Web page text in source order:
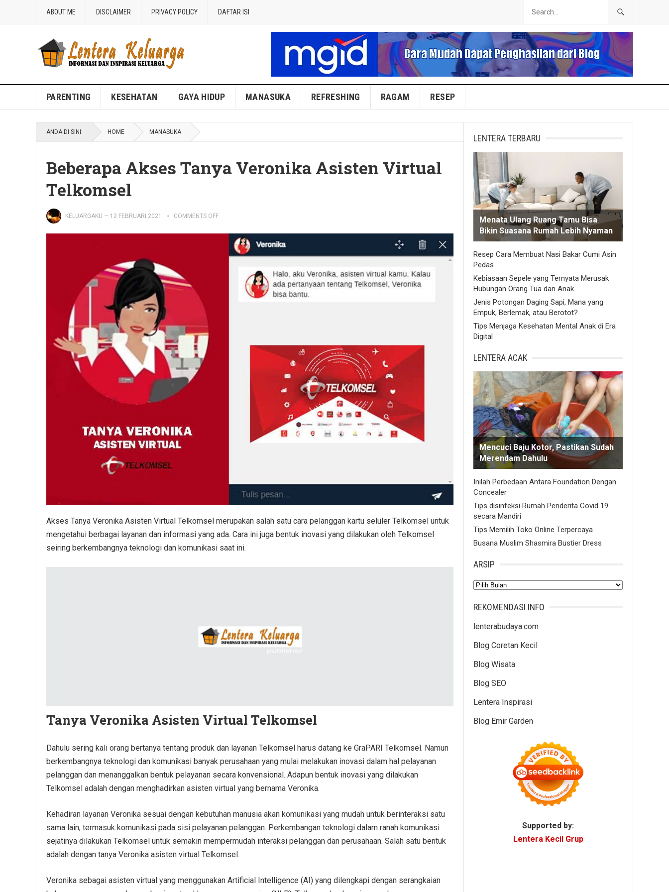
ABOUT ME DISCLAIMER PRIVACY POLICY DAFTAR ISI
Blog Lentera Keluarga
PARENTING KESEHATAN GAYA HIDUP MANASUKA REFRESHING RAGAM RESEP
ANDA DI SINI: HOME MANASUKA
Beberapa Akses Tanya Veronika Asisten Virtual
Telkomsel
KELUARGAKU — 12 FEBRUARI 2021 COMMENTS OFF
Akses Tanya Veronika Asisten Virtual Telkomsel merupakan salah satu cara pelanggan kartu seluler Telkomsel untuk
mengetahui berbagai layanan dan informasi yang ada. Cara ini juga bentuk inovasi yang dilakukan oleh Telkomsel
seiring berkembangnya teknologi dan komunikasi saat ini.
Tanya Veronika Asisten Virtual Telkomsel
Dahulu sering kali orang bertanya tentang produk dan layanan Telkomsel harus datang ke GraPARI Telkomsel. Namun
berkembangnya teknologi dan komunikasi banyak perusahaan yang mulai melakukan inovasi dalam hal pelayanan
pelanggan dan menanggalkan bentuk pelayanan secara konvensional. Adapun bentuk inovasi yang dilakukan
Telkomsel adalah dengan menghadirkan asisten virtual yang bernama Veronika.
Kehadiran layanan Veronika sesuai dengan kebutuhan manusia akan komunikasi yang mudah untuk berinteraksi satu
sama lain, termasuk komunikasi pada sisi pelayanan pelanggan. Perkembangan teknologi dalam ranah komunikasi
sejatinya dilakukan Telkomsel untuk semakin mempermudah interaksi pelanggan dan perusahaan. Salah satu bentuk
adalah dengan tanya Veronika asisten virtual Telkomsel.
Veronika sebagai asisten virtual yang menggunakan Artificial Intelligence (AI) yang dilengkapi dengan serangkaian
LENTERA TERBARU
Menata Ulang Ruang Tamu Bisa
Bikin Suasana Rumah Lebih Nyaman
Resep Cara Membuat Nasi Bakar Cumi Asin
Pedas
Kebiasaan Sepele yang Ternyata Merusak
Hubungan Orang Tua dan Anak
Jenis Potongan Daging Sapi, Mana yang
Empuk, Berlemak, atau Berotot?
Tips Menjaga Kesehatan Mental Anak di Era
Digital
LENTERA ACAK
Mencuci Baju Kotor, Pastikan Sudah
Merendam Dahulu
Inilah Perbedaan Antara Foundation Dengan
Concealer
Tips disinfeksi Rumah Penderita Covid 19
secara Mandiri
Tips Memilih Toko Online Terpercaya
Busana Muslim Shasmira Bustier Dress
ARSIP
Arsip
REKOMENDASI INFO
lenterabudaya.com
Blog Coretan Kecil
Blog Wisata
Blog SEO
Lentera Inspirasi
Blog Emir Garden
Supported by:
Lentera Kecil Grup